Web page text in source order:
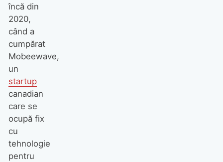
încă din
2020,
când a
cumpărat
Mobeewave,
un
startup
canadian
care se
ocupă fix
cu
tehnologie
pentru